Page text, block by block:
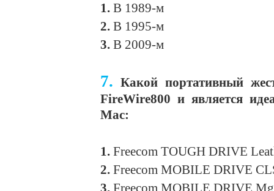
1. В 1989-м
2. В 1995-м
3. В 2009-м
7. Какой портативный
FireWire800 и является
Mac:
1. Freecom TOUGH DRIVE
2. Freecom MOBILE DRIVE
3. Freecom MOBILE DRIVE Mg